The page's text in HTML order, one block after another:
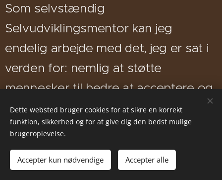
Som selvstændig
Selvudviklingsmentor kan jeg
endelig arbejde med det, jeg er sat i
verden for: nemlig at støtte
mennesker til bedre at acceptere og
elske sig selv!
Der vil blive serveret lette
Dette websted bruger cookies for at sikre en korrekt
funktion, sikkerhed og for at give dig den bedst mulige
brugeroplevelse.
Accepter kun nødvendige Accepter alle